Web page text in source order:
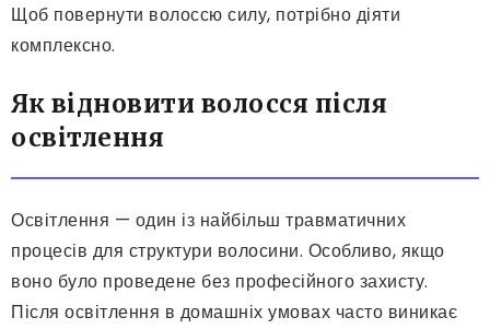
Щоб повернути волоссю силу, потрібно діяти
комплексно.
Як відновити волосся після
освітлення
Освітлення — один із найбільш травматичних
процесів для структури волосини. Особливо, якщо
воно було проведене без професійного захисту.
Після освітлення в домашніх умовах часто виникає